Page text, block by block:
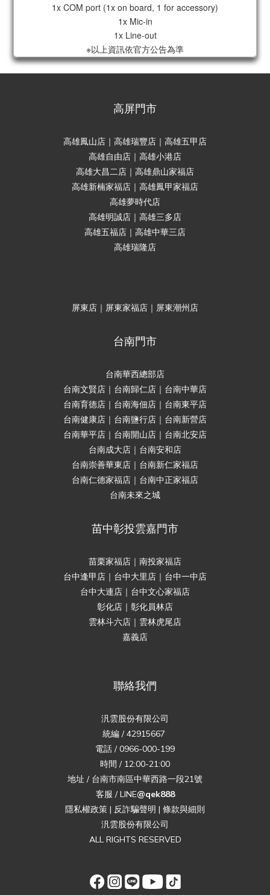
1x COM port (1x on board, 1 for accessory)
1x Mic-in
1x Line-out
※以上資訊依官方公告為準
高屏門市
高雄鳳山店｜高雄瑞豐店｜高雄五甲店
高雄自由店｜高雄小港店
高雄大昌二店｜高雄鼎山家福店
高雄新楠家福店｜高雄鳳甲家福店
高雄夢時代店
高雄明誠店｜高雄三多店
高雄五福店｜高雄中華三店
高雄瑞隆店
屏東店｜屏東家福店｜屏東潮州店
台南門市
台南華西總部店
台南文賢店｜台南歸仁店｜台南中華店
台南育德店｜台南海佃店｜台南東平店
台南健康店｜台南鹽行店｜台南新營店
台南華平店｜台南開山店｜台南北安店
台南成大店｜台南安和店
台南崇善華東店｜台南新仁家福店
台南仁德家福店｜台南中正家福店
台南未來之城
苗中彰投雲嘉門市
苗栗家福店｜南投家福店
台中逢甲店｜台中大里店｜台中一中店
台中大連店｜台中文心家福店
彰化店｜彰化員林店
雲林斗六店｜雲林虎尾店
嘉義店
聯絡我們
汎雲股份有限公司
統編 / 42915667
電話 / 0966-000-199
時間 / 12:00-21:00
地址 / 台南市南區中華西路一段21號
客服 / LINE@qek888
隱私權政策 | 反詐騙聲明 | 條款與細則
汎雲股份有限公司
ALL RIGHTS RESERVED